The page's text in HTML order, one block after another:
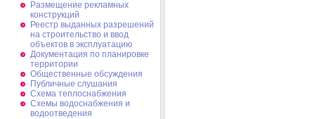
Размещение рекламных
конструкций
Реестр выданных разрешений
на строительство и ввод
объектов в эксплуатацию
Документация по планировке
территории
Общественные обсуждения
Публичные слушания
Схема теплоснабжения
Схемы водоснабжения и
водоотведения